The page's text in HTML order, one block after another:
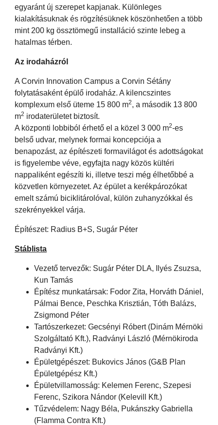
egyaránt új szerepet kapjanak. Különleges
kialakításuknak és rögzítésüknek köszönhetően a több
mint 200 kg össztömegű installáció szinte lebeg a
hatalmas térben.
Az irodaházról
A Corvin Innovation Campus a Corvin Sétány
folytatásaként épülő irodaház. A kilencszintes
komplexum első üteme 15 800 m2, a második 13 800
m2 irodaterületet biztosít.
A központi lobbiból érhető el a közel 3 000 m2-es
belső udvar, melynek formai koncepciója a
benapozást, az építészeti formavilágot és adottságokat
is figyelembe véve, egyfajta nagy közös kültéri
nappaliként egészíti ki, illetve teszi még élhetőbbé a
közvetlen környezetet. Az épület a kerékpározókat
emelt számú biciklitárolóval, külön zuhanyzókkal és
szekrényekkel várja.
Építészet: Radius B+S, Sugár Péter
Stáblista
Vezető tervezők: Sugár Péter DLA, Ilyés Zsuzsa,
Kun Tamás
Építész munkatársak: Fodor Zita, Horváth Dániel,
Pálmai Bence, Peschka Krisztián, Tóth Balázs,
Zsigmond Péter
Tartószerkezet: Gecsényi Róbert (Dinám Mérnöki
Szolgáltató Kft.), Radványi László (Mérnökiroda
Radványi Kft.)
Épületgépészet: Bukovics János (G&B Plan
Épületgépész Kft.)
Épületvillamosság: Kelemen Ferenc, Szepesi
Ferenc, Szikora Nándor (Kelevill Kft.)
Tűzvédelem: Nagy Béla, Pukánszky Gabriella
(Flamma Contra Kft.)